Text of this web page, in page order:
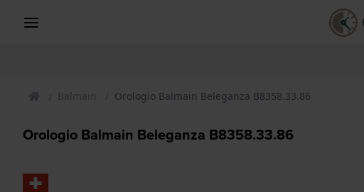
Balmain Orologio Balmain Beleganza B8358.33.86
Orologio Balmain Beleganza B8358.33.86